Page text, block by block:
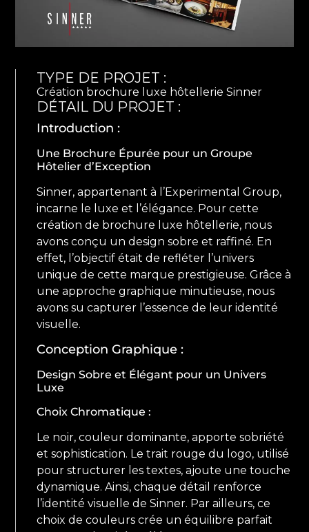
TYPE DE PROJET :
Création brochure luxe hôtellerie Sinner
DÉTAIL DU PROJET :
Introduction :
Une Brochure Épurée pour un Groupe
Hôtelier d’Exception
Sinner, appartenant à l’Experimental Group,
incarne le luxe et l’élégance. Pour cette
création de brochure luxe hôtellerie, nous
avons conçu un design sobre et raffiné. En
effet, l’objectif était de refléter l’univers
unique de cette marque prestigieuse. Grâce à
une approche graphique minutieuse, nous
avons su capturer l’essence de leur identité
visuelle.
Conception Graphique :
Design Sobre et Élégant pour un Univers
Luxe
Choix Chromatique :
Le noir, couleur dominante, apporte sobriété
et sophistication. Le trait rouge du logo, utilisé
pour structurer les textes, ajoute une touche
dynamique. Ainsi, chaque détail renforce
l’identité visuelle de Sinner. Par ailleurs, ce
choix de couleurs crée un équilibre parfait